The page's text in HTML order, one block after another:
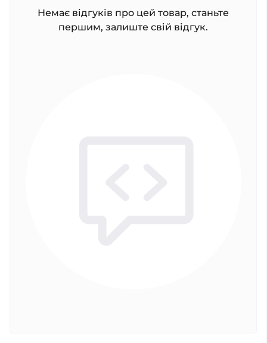
Немає відгуків про цей товар, станьте
першим, залиште свій відгук.